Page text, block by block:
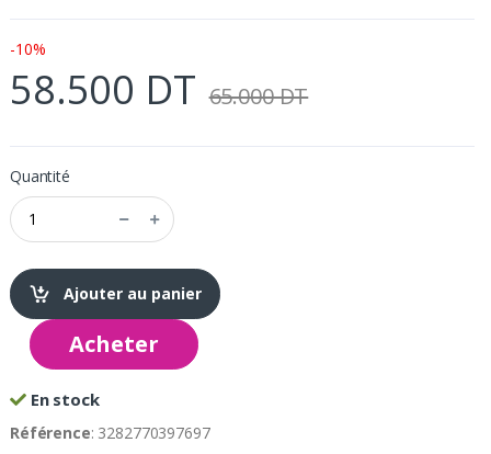
-10%
58.500 DT 65.000 DT
Quantité
Ajouter au panier
Acheter
En stock
Référence: 3282770397697